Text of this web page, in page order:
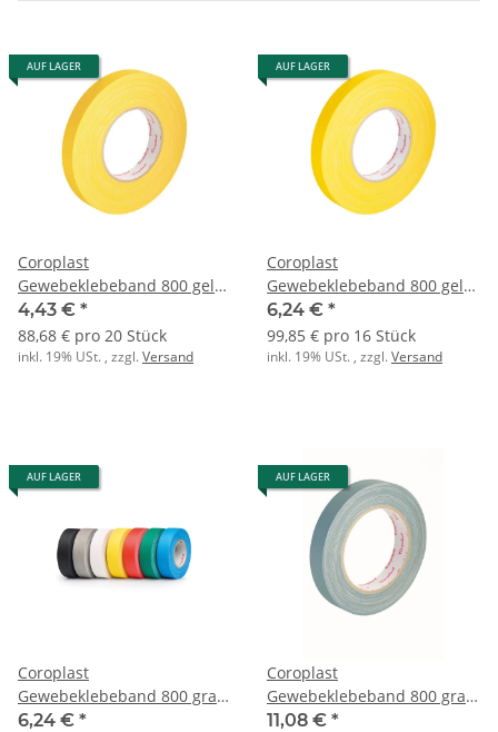
AUF LAGER
Coroplast
Gewebeklebeband 800 gelb
0,28x15x25
4,43 € *
88,68 € pro 20 Stück
inkl. 19% USt. , zzgl.Versand
AUF LAGER
Coroplast
Gewebeklebeband 800 gelb
0,28x19x25
6,24 € *
99,85 € pro 16 Stück
inkl. 19% USt. , zzgl.Versand
AUF LAGER
Coroplast
Gewebeklebeband 800 grau
0,28x19x25
6,24 € *
AUF LAGER
Coroplast
Gewebeklebeband 800 grau
0,28x19x50
11,08 € *